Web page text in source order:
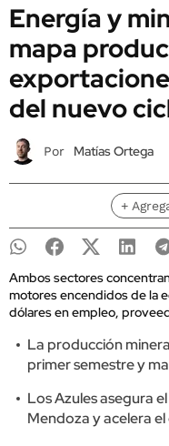
Energía y
mapa
del nuevo
Por Matías Ortega
+
Ambos sectores
motores encendidos de la
dólares en empleo,
La producción
primer semestre y
Los Azules asegura
Mendoza y acelera